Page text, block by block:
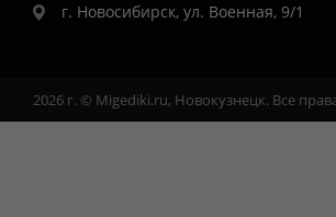
г. Новосибирск, ул. Военная, 9/1
2026 г. © Migediki.ru, Новокузнецк. Все